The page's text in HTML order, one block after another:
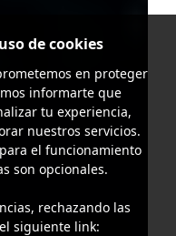
de cookies
en proteger
informarte que
tu experiencia,
nuestros servicios.
el funcionamiento
son opcionales.
rechazando las
siguiente link: